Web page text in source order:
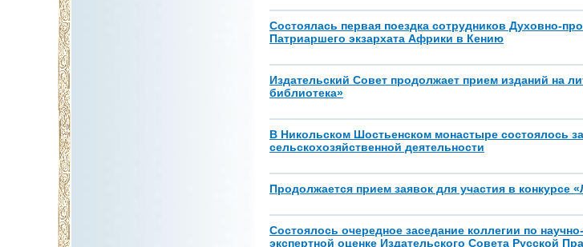
Состоялась первая поездка сотрудников Духовно-
Патриаршего экзархата Африки в Кению
Издательский Совет продолжает прием изданий на
библиотека»
В Никольском Шостьенском монастыре состоялось
сельскохозяйственной деятельности
Продолжается прием заявок для участия в конкурсе
Состоялось очередное заседание коллегии по
экспертной оценке Издательского Совета Русской